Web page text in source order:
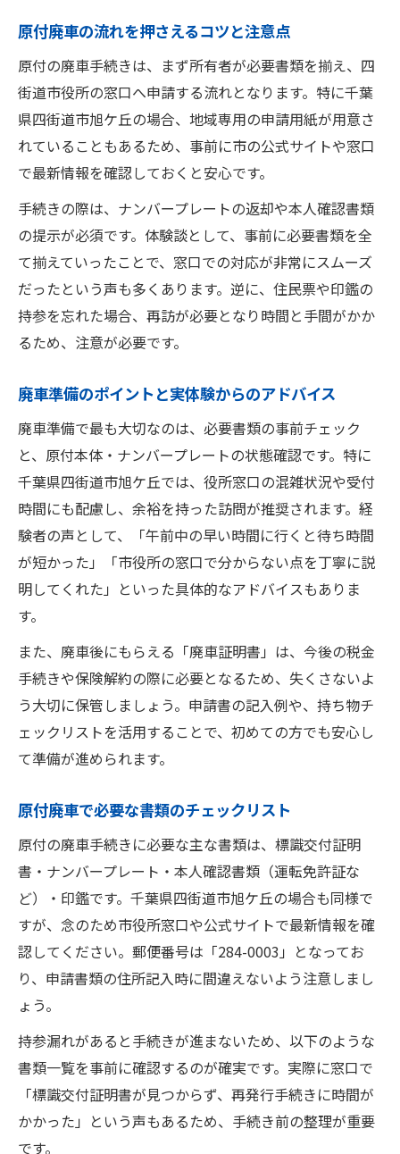
証明書や印鑑など必要物を事前に確認する
スムーズな廃車のための準備チェックリス
ト
証明書の取得方法と注意点を詳しく紹介
税金負担ゼロを目指す廃車管理の極意
原付廃車で税金負担をゼロにするポイント
廃車後の税金停止手続きを確実に実施する
税金負担軽減のための廃車手続き実践術
原付廃車と同時に行う課税停止の流れ
賢く廃車管理して出費を最小限に抑える方
法
廃車後の原付管理も安心な手順を解説
廃車後の原付管理に必要なポイント総まと
原付廃車後の証明書保管と管理方法につい
て
廃車後も安心できる原付管理のコツを伝授
原付廃車後の還付金申請手続きも押さえる
トラブル回避のための廃車後管理術を解説
原付廃車の流れを押さえるコツと注意点
原付の廃車手続きは、まず所有者が必要書類を揃え、四
街道市役所の窓口へ申請する流れとなります。特に千葉
県四街道市旭ケ丘の場合、地域専用の申請用紙が用意さ
れていることもあるため、事前に市の公式サイトや窓口
で最新情報を確認しておくと安心です。
手続きの際は、ナンバープレートの返却や本人確認書類
の提示が必須です。体験談として、事前に必要書類を全
て揃えていったことで、窓口での対応が非常にスムーズ
だったという声も多くあります。逆に、住民票や印鑑の
持参を忘れた場合、再訪が必要となり時間と手間がかか
るため、注意が必要です。
廃車準備のポイントと実体験からのアドバイス
廃車準備で最も大切なのは、必要書類の事前チェック
と、原付本体・ナンバープレートの状態確認です。特に
千葉県四街道市旭ケ丘では、役所窓口の混雑状況や受付
時間にも配慮し、余裕を持った訪問が推奨されます。経
験者の声として、「午前中の早い時間に行くと待ち時間
が短かった」「市役所の窓口で分からない点を丁寧に説
明してくれた」といった具体的なアドバイスもありま
す。
また、廃車後にもらえる「廃車証明書」は、今後の税金
手続きや保険解約の際に必要となるため、失くさないよ
う大切に保管しましょう。申請書の記入例や、持ち物チ
ェックリストを活用することで、初めての方でも安心し
て準備が進められます。
原付廃車で必要な書類のチェックリスト
原付の廃車手続きに必要な主な書類は、標識交付証明
書・ナンバープレート・本人確認書類（運転免許証な
ど）・印鑑です。千葉県四街道市旭ケ丘の場合も同様で
すが、念のため市役所窓口や公式サイトで最新情報を確
認してください。郵便番号は「284-0003」となってお
り、申請書類の住所記入時に間違えないよう注意しまし
ょう。
持参漏れがあると手続きが進まないため、以下のような
書類一覧を事前に確認するのが確実です。実際に窓口で
「標識交付証明書が見つからず、再発行手続きに時間が
かかった」という声もあるため、手続き前の整理が重要
です。